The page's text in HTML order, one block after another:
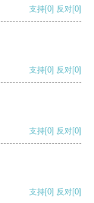
支持[0] 反对[0]
支持[0] 反对[0]
支持[0] 反对[0]
支持[0] 反对[0]